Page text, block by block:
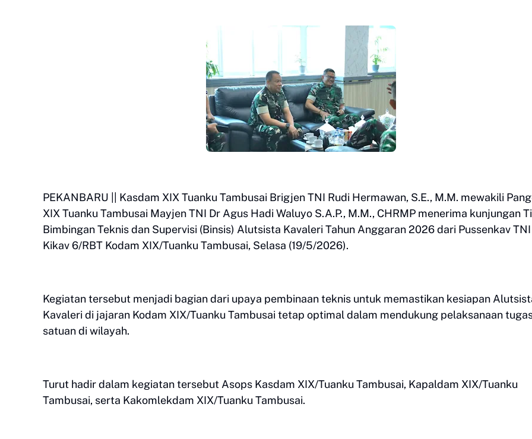
PEKANBARU || Kasdam XIX Tuanku Tambusai Brigjen TNI Rudi Hermawan, S.E., M.M. mewakili
XIX Tuanku Tambusai Mayjen TNI Dr Agus Hadi Waluyo S.A.P., M.M., CHRMP menerima kunjungan
Bimbingan Teknis dan Supervisi (Binsis) Alutsista Kavaleri Tahun Anggaran 2026 dari Pussenkav
Kikav 6/RBT Kodam XIX/Tuanku Tambusai, Selasa (19/5/2026).
Kegiatan tersebut menjadi bagian dari upaya pembinaan teknis untuk memastikan kesiapan
Kavaleri di jajaran Kodam XIX/Tuanku Tambusai tetap optimal dalam mendukung pelaksanaan
satuan di wilayah.
Turut hadir dalam kegiatan tersebut Asops Kasdam XIX/Tuanku Tambusai, Kapaldam XIX/Tuanku
Tambusai, serta Kakomlekdam XIX/Tuanku Tambusai.